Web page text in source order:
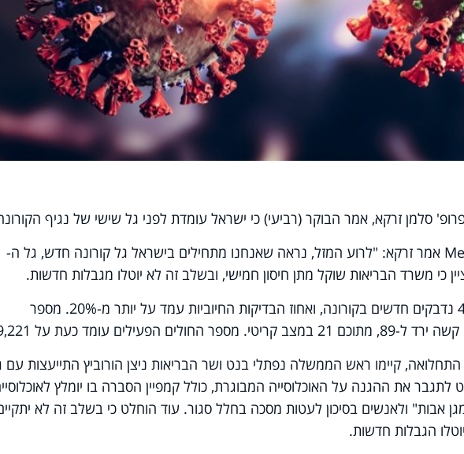
פרופ' סלמן זרקא, אמר הבוקר (רביעי) כי ישראל עומדת לפני גל שישי של נגיף
אמר זרקא: "לרוע המזל, נראה שאנחנו מתחילים בישראל גל קורונה חדש, גל ה-
אתמול אובחנו 4,585 נדבקים חדשים בקורונה, ואחוז הבדיקות החיוביות עמד על יותר מ-20%. מספר
הפעילים עומד כעת על 19,221.
קיימו ראש הממשלה נפתלי בנט ושר הבריאות ניצן הורוביץ התייעצות עם
לתגבר את ההגנה על האוכלוסייה המבוגרת, כולל קמפיין הסברה בו יומלץ
אבות" ולאנשים בסיכון לעטות מסכה בחלל סגור. עוד הוחלט כי בשלב זה לא
הגבלות חדשות.